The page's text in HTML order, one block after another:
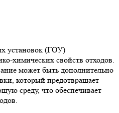
установок (ГОУ)
химических свойств отходов.
может быть дополнительно
который предотвращает
среду, что обеспечивает